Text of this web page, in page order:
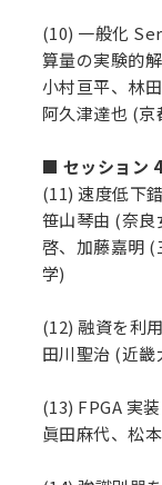
(10) 一般化
算量の実験的
小村亘平、林
阿久津達也 (京
■ セッション
(11) 速度低下
笹山琴由 (奈
啓、加藤嘉明
学)
(12) 融資を利
田川聖治 (近
(13) FPGA 実
眞田麻代、松